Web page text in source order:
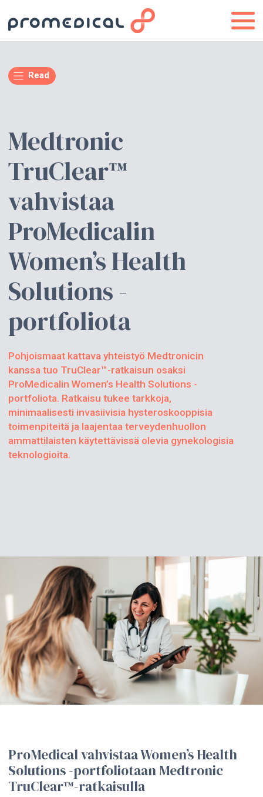
Read
Medtronic
TruClear™
vahvistaa
ProMedicalin
Women’s Health
Solutions -
portfoliota
Pohjoismaat kattava yhteistyö Medtronicin
kanssa tuo TruClear™-ratkaisun osaksi
ProMedicalin Women’s Health Solutions -
portfoliota. Ratkaisu tukee tarkkoja,
minimaalisesti invasiivisia hysteroskooppisia
toimenpiteitä ja laajentaa terveydenhuollon
ammattilaisten käytettävissä olevia gynekologisia
teknologioita.
ProMedical vahvistaa Women’s Health
Solutions -portfoliotaan Medtronic
TruClear™-ratkaisulla